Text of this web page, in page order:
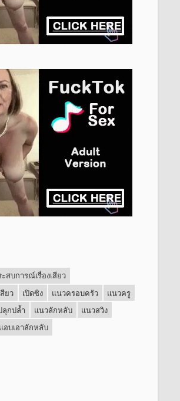
ะสบการณ์เรื่องเสียว
ยว
เปิดซิง แนวครอบครัว
แนวครู
ลุกปล้ำ แนวลักหลับ
แนวสวิง
แอบเอาลักหลับ